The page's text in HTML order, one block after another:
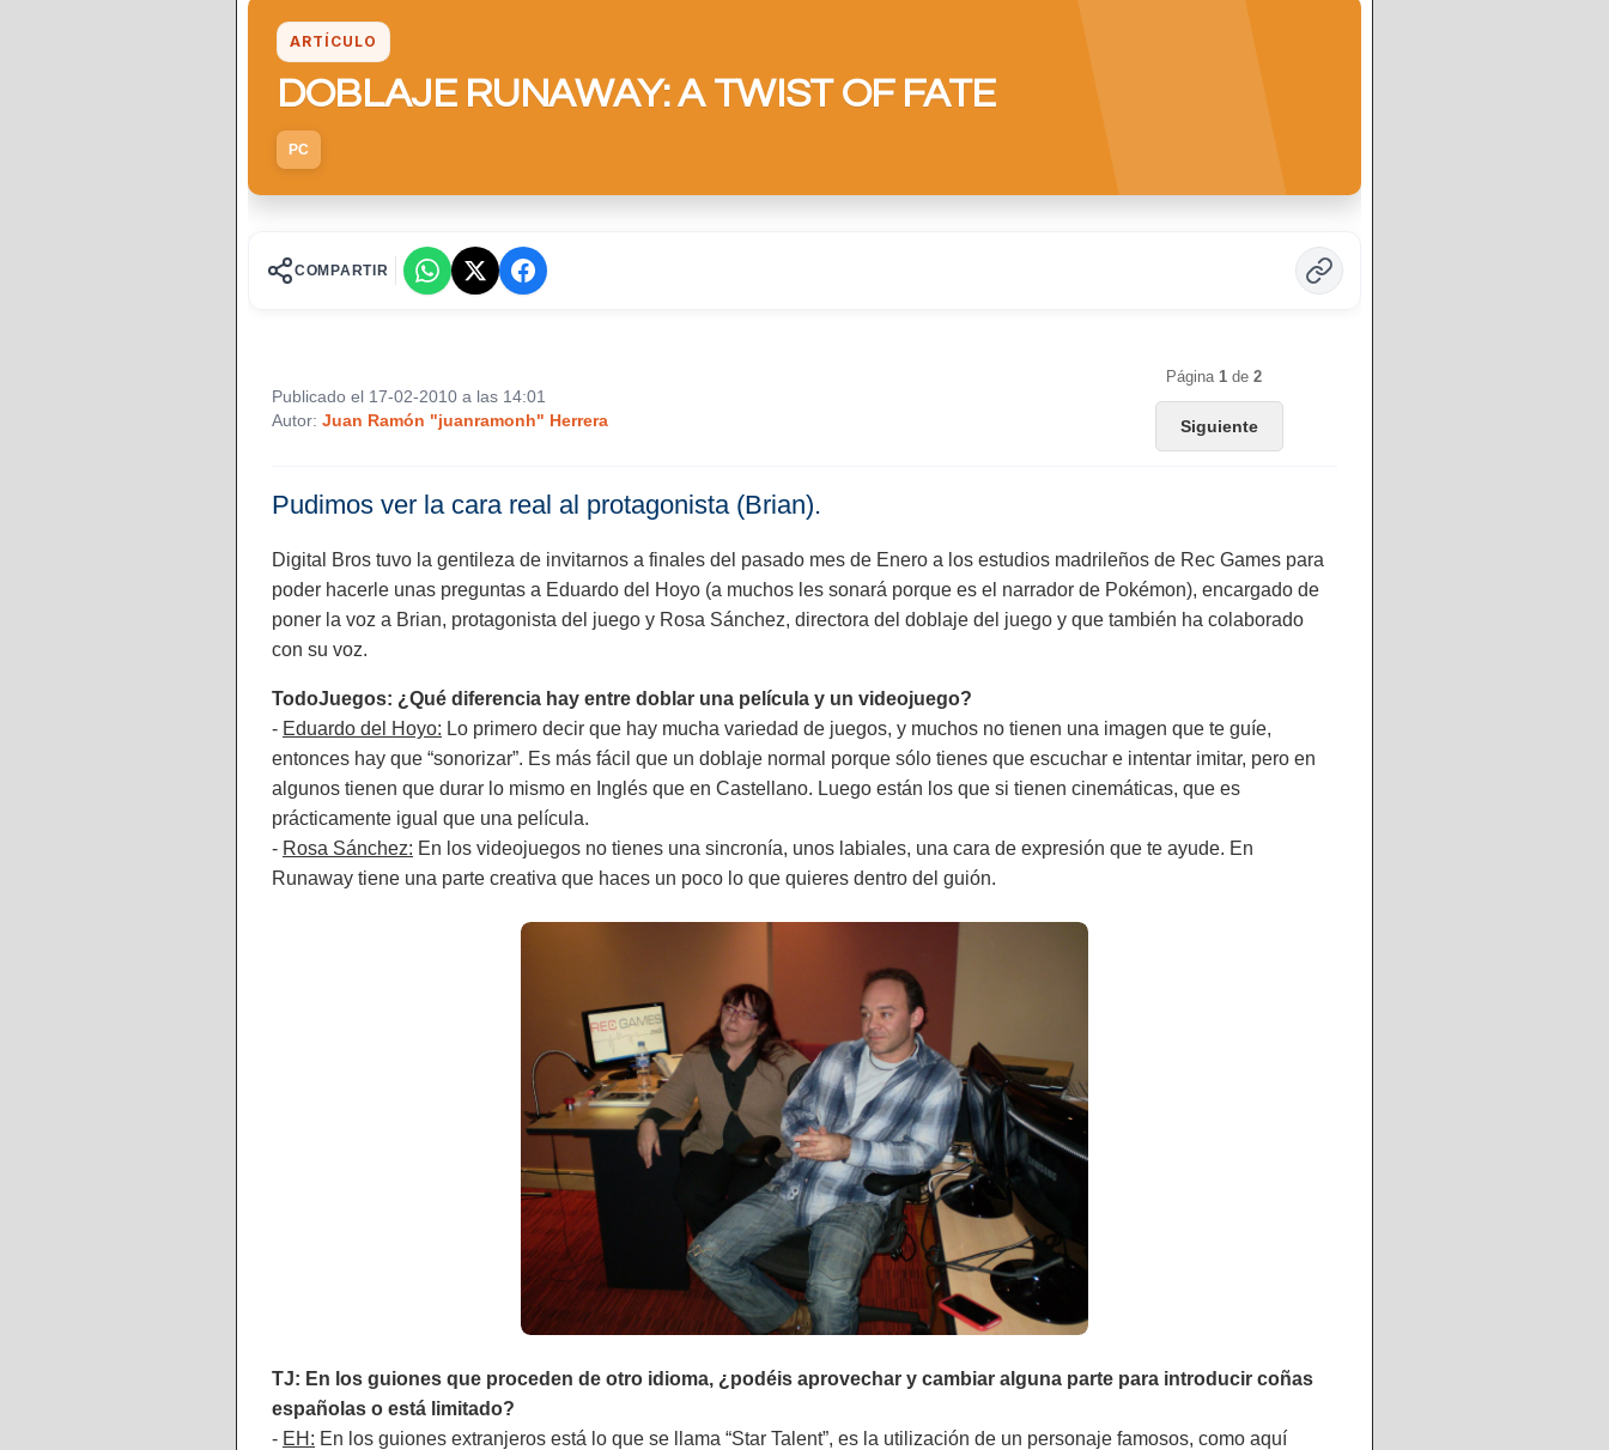
ARTÍCULO
DOBLAJE RUNAWAY: A TWIST OF FATE
PC
COMPARTIR
Publicado el 17-02-2010 a las 14:01
Autor: Juan Ramón "juanramonh" Herrera
Página 1de 2
Siguiente
Pudimos ver la cara real al protagonista (Brian).
Digital Bros tuvo la gentileza de invitarnos a finales del pasado mes de Enero a los estudios madrileños de Rec Games para
poder hacerle unas preguntas a Eduardo del Hoyo (a muchos les sonará porque es el narrador de Pokémon), encargado de
poner la voz a Brian, protagonista del juego y Rosa Sánchez, directora del doblaje del juego y que también ha colaborado
con su voz.
TodoJuegos: ¿Qué diferencia hay entre doblar una película y un videojuego?
- Eduardo del Hoyo: Lo primero decir que hay mucha variedad de juegos, y muchos no tienen una imagen que te guíe,
entonces hay que “sonorizar”. Es más fácil que un doblaje normal porque sólo tienes que escuchar e intentar imitar, pero en
algunos tienen que durar lo mismo en Inglés que en Castellano. Luego están los que si tienen cinemáticas, que es
prácticamente igual que una película.
- Rosa Sánchez: En los videojuegos no tienes una sincronía, unos labiales, una cara de expresión que te ayude. En
Runaway tiene una parte creativa que haces un poco lo que quieres dentro del guión.
TJ: En los guiones que proceden de otro idioma, ¿podéis aprovechar y cambiar alguna parte para introducir coñas
españolas o está limitado?
- EH: En los guiones extranjeros está lo que se llama “Star Talent”, es la utilización de un personaje famosos, como aquí